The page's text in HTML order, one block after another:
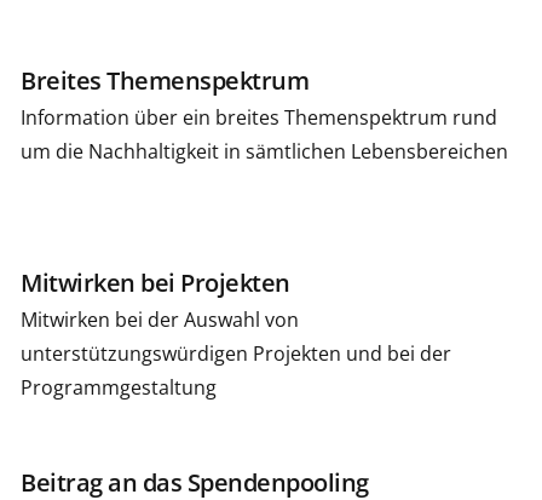
Breites Themenspektrum
Information über ein breites Themenspektrum rund
um die Nachhaltigkeit in sämtlichen Lebensbereichen
Mitwirken bei Projekten
Mitwirken bei der Auswahl von
unterstützungswürdigen Projekten und bei der
Programmgestaltung
Beitrag an das Spendenpooling